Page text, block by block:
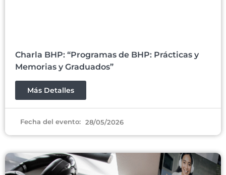
Charla BHP: “Programas de BHP: Prácticas y
Memorias y Graduados”
Más Detalles
Fecha del evento: 28/05/2026